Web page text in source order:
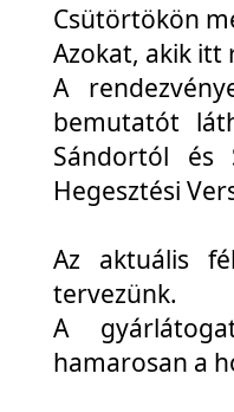
Csütörtökön
Azokat, akik itt
A
bemutatót
Sándortól és
Hegesztési
Az aktuális
tervezünk.
A
hamarosan a